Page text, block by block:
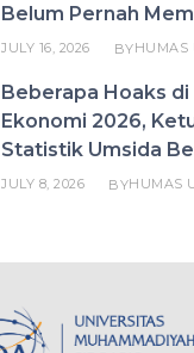
Belum Pernah
JULY 16, 2026 BYHUMAS
Beberapa Hoaks di
Ekonomi 2026,
Statistik Umsida
JULY 8, 2026 BYHUMAS